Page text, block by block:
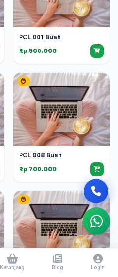
PCL 001 Buah
Rp 500.000
PCL 008 Buah
Rp 700.000
Keranjang Blog Login